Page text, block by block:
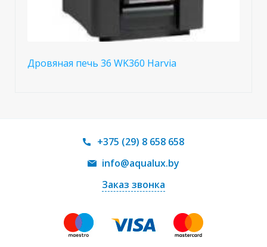
Дровяная печь 36 WK360 Harvia
+375 (29) 8 658 658
info@aqualux.by
Заказ звонка